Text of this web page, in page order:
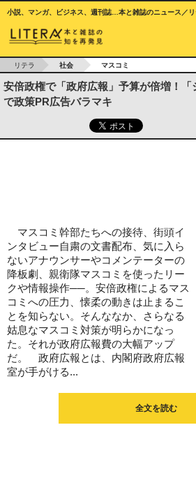
小説、マンガ、ビジネス、週刊誌…本と雑誌のニュース／リ
リテラ 社会 マスコミ
安倍政権で「政府広報」予算が倍増！「
で政策PR広告バラマキ
マスコミ幹部たちへの接待、街頭イ
ンタビュー自粛の文書配布、気に入ら
ないアナウンサーやコメンテーターの
降板劇、親衛隊マスコミを使ったリー
クや情報操作──。安倍政権によるマス
コミへの圧力、懐柔の動きは止まるこ
とを知らない。そんななか、さらなる
姑息なマスコミ対策が明らかになっ
た。それが政府広報費の大幅アップ
だ。 政府広報とは、内閣府政府広報
室が手がける...
全文を読む